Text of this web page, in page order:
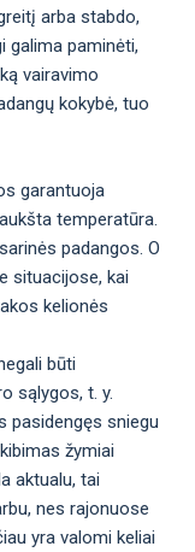
arba stabdo,
galima paminėti,
vairavimo
kokybė, tuo
garantuoja
temperatūra.
padangos. O
situacijose, kai
kelionės
būti
sąlygos, t. y.
pasidengęs sniegu
žymiai
aktualu, tai
nes rajonuose
yra valomi keliai